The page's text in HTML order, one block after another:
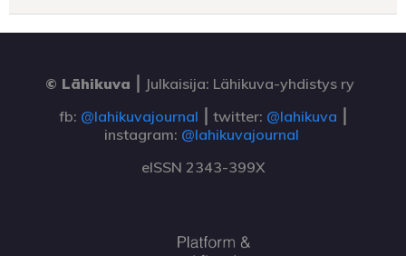
© Lähikuva
Julkaisija: Lähikuva-yhdistys ry
fb: @lahikuvajournal ⎮ twitter: @lahikuva
instagram: @lahikuvajournal
eISSN 2343-399X